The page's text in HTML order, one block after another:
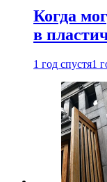
Когда
в
1 год спустя1